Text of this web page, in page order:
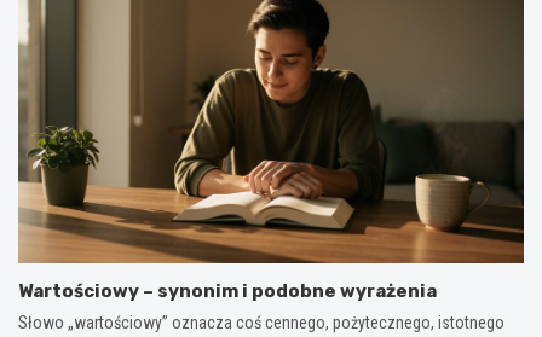
Wartościowy – synonim i podobne wyrażenia
Słowo „wartościowy” oznacza coś cennego, pożytecznego, istotnego